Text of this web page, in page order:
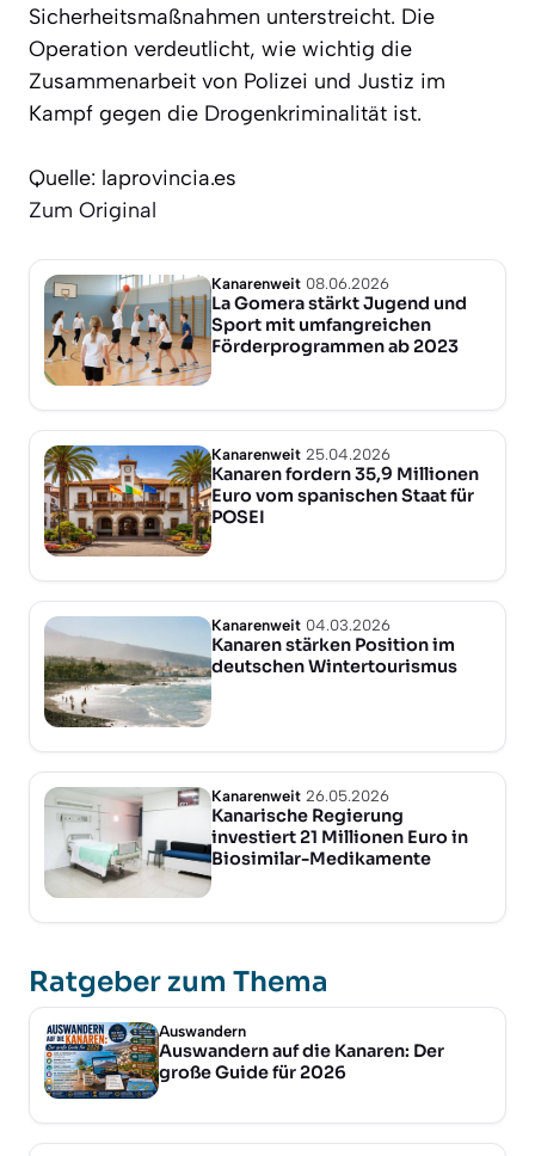
Sicherheitsmaßnahmen unterstreicht. Die
Operation verdeutlicht, wie wichtig die
Zusammenarbeit von Polizei und Justiz im
Kampf gegen die Drogenkriminalität ist.
Quelle: laprovincia.es
Zum Original
Kanarenweit 08.06.2026
La Gomera stärkt Jugend und
Sport mit umfangreichen
Förderprogrammen ab 2023
Kanarenweit 25.04.2026
Kanaren fordern 35,9 Millionen
Euro vom spanischen Staat für
POSEI
Kanarenweit 04.03.2026
Kanaren stärken Position im
deutschen Wintertourismus
Kanarenweit 26.05.2026
Kanarische Regierung
investiert 21 Millionen Euro in
Biosimilar-Medikamente
Ratgeber zum Thema
Auswandern
Auswandern auf die Kanaren: Der
große Guide für 2026